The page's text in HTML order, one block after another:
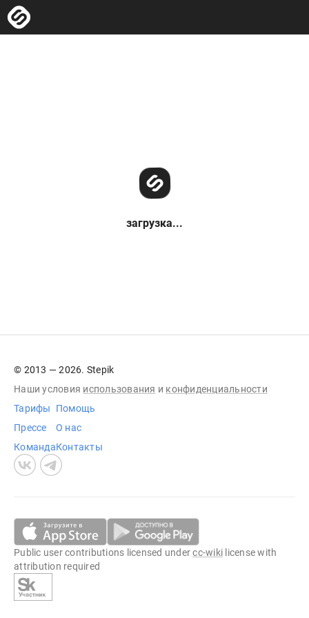
загрузка...
© 2013 — 2026. Stepik
Наши условия использования и конфиденциальности
Тарифы
Прессе
Команда
Помощь
О нас
Контакты
Public user contributions licensed undercc-wiki license with
attribution required